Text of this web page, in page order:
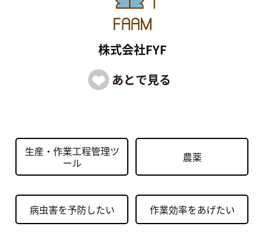
株式会社FYF
生産・作業工程管理ツ
ール
農薬
病虫害を予防したい 作業効率をあげたい